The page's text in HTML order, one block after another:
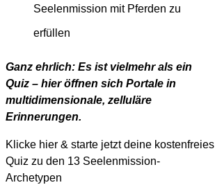
Seelenmission mit Pferden zu
erfüllen
Ganz ehrlich: Es ist vielmehr als ein
Quiz – hier öffnen sich Portale in
multidimensionale, zelluläre
Erinnerungen.
Klicke hier & starte jetzt deine kostenfreies
Quiz zu den 13 Seelenmission-
Archetypen